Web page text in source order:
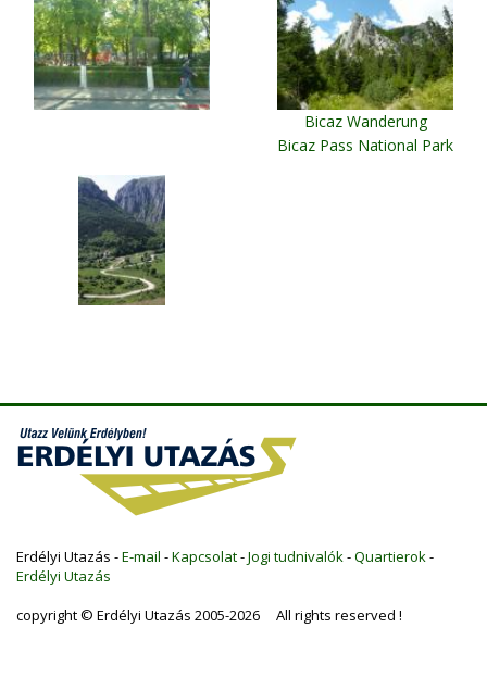
Bicaz Wanderung
Bicaz Pass National Park
Erdélyi Utazás -E-mail -Kapcsolat-Jogi tudnivalók -Quartierok -
Erdélyi Utazás
copyright © Erdélyi Utazás 2005-2026 All rights reserved !